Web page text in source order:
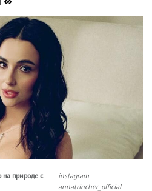
на природе с
instagram
annatrincher_official